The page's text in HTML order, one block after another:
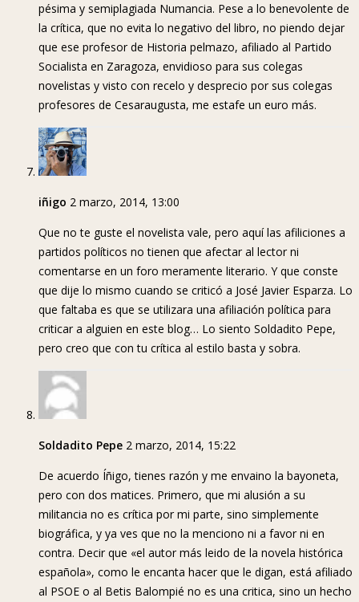
pésima y semiplagiada Numancia. Pese a lo benevolente de
la crítica, que no evita lo negativo del libro, no piendo dejar
que ese profesor de Historia pelmazo, afiliado al Partido
Socialista en Zaragoza, envidioso para sus colegas
novelistas y visto con recelo y desprecio por sus colegas
profesores de Cesaraugusta, me estafe un euro más.
iñigo 2 marzo, 2014, 13:00
Que no te guste el novelista vale, pero aquí las afiliciones a
partidos políticos no tienen que afectar al lector ni
comentarse en un foro meramente literario. Y que conste
que dije lo mismo cuando se criticó a José Javier Esparza. Lo
que faltaba es que se utilizara una afiliación política para
criticar a alguien en este blog… Lo siento Soldadito Pepe,
pero creo que con tu crítica al estilo basta y sobra.
Soldadito Pepe 2 marzo, 2014, 15:22
De acuerdo Íñigo, tienes razón y me envaino la bayoneta,
pero con dos matices. Primero, que mi alusión a su
militancia no es crítica por mi parte, sino simplemente
biográfica, y ya ves que no la menciono ni a favor ni en
contra. Decir que «el autor más leido de la novela histórica
española», como le encanta hacer que le digan, está afiliado
al PSOE o al Betis Balompié no es una critica, sino un hecho